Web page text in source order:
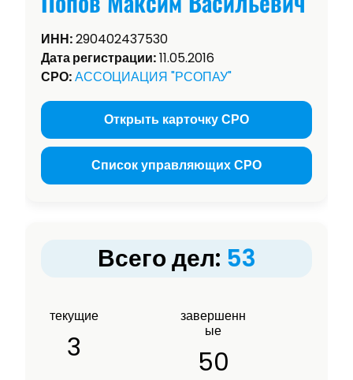
ИНН:290402437530
Дата регистрации:11.05.2016
СРО:АССОЦИАЦИЯ "РСОПАУ"
Открыть карточку СРО
Список управляющих СРО
Всего дел: 53
текущие
3
завершенн
ые
50